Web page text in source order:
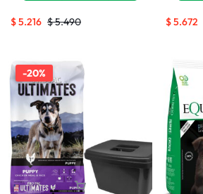
$5.490
$5.216 $5.672
-20%